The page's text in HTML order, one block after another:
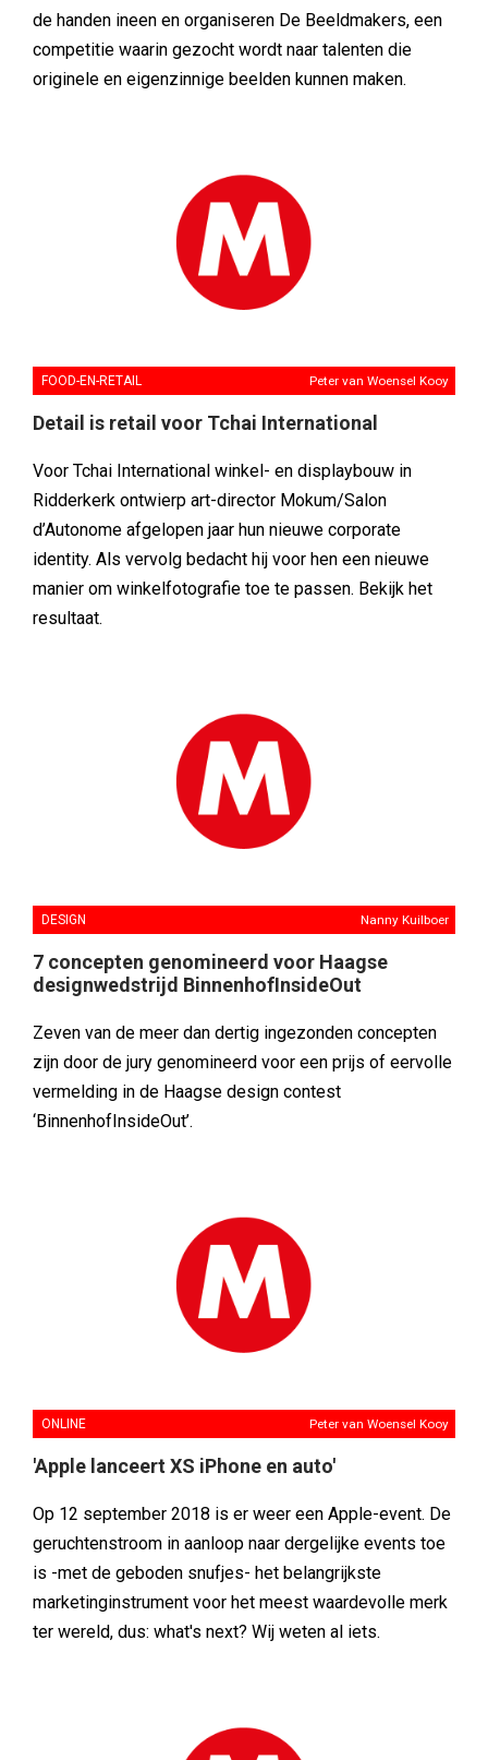
de handen ineen en organiseren De Beeldmakers, een
competitie waarin gezocht wordt naar talenten die
originele en eigenzinnige beelden kunnen maken.
FOOD-EN-RETAIL Peter van Woensel Kooy
Detail is retail voor Tchai International
Voor Tchai International winkel- en displaybouw in
Ridderkerk ontwierp art-director Mokum/Salon
d’Autonome afgelopen jaar hun nieuwe corporate
identity. Als vervolg bedacht hij voor hen een nieuwe
manier om winkelfotografie toe te passen. Bekijk het
resultaat.
DESIGN Nanny Kuilboer
7 concepten genomineerd voor Haagse
designwedstrijd BinnenhofInsideOut
Zeven van de meer dan dertig ingezonden concepten
zijn door de jury genomineerd voor een prijs of eervolle
vermelding in de Haagse design contest
‘BinnenhofInsideOut’.
ONLINE Peter van Woensel Kooy
'Apple lanceert XS iPhone en auto'
Op 12 september 2018 is er weer een Apple-event. De
geruchtenstroom in aanloop naar dergelijke events toe
is -met de geboden snufjes- het belangrijkste
marketinginstrument voor het meest waardevolle merk
ter wereld, dus: what's next? Wij weten al iets.